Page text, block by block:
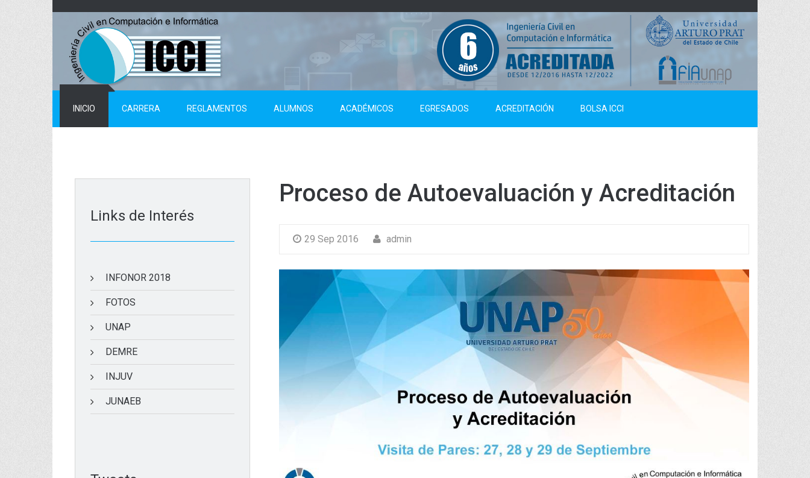
content
INICIO CARRERA REGLAMENTOS ALUMNOS ACADÉMICOS EGRESADOS ACREDITACIÓN BOLSA ICCI
Links de Interés
INFONOR 2018
FOTOS
UNAP
DEMRE
INJUV
JUNAEB
Proceso de Autoevaluación y Acreditación
29 Sep 2016 admin